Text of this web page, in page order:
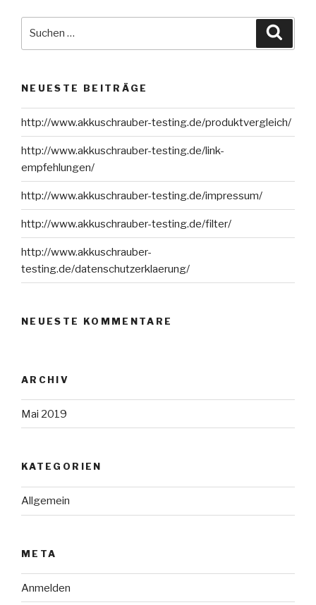
NEUESTE BEITRÄGE
http://www.akkuschrauber-testing.de/produktvergleich/
http://www.akkuschrauber-testing.de/link-
empfehlungen/
http://www.akkuschrauber-testing.de/impressum/
http://www.akkuschrauber-testing.de/filter/
http://www.akkuschrauber-
testing.de/datenschutzerklaerung/
NEUESTE KOMMENTARE
ARCHIV
Mai 2019
KATEGORIEN
Allgemein
META
Anmelden